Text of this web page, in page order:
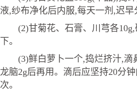
液,纱布净化后内服,每天一剂,迟早
(2)甘菊花、石膏、川芎各10g,
下。
(3)鲜白萝卜一个,捣烂挤汁,滴
龙脑2g后再用。滴后应坚持20分
次。